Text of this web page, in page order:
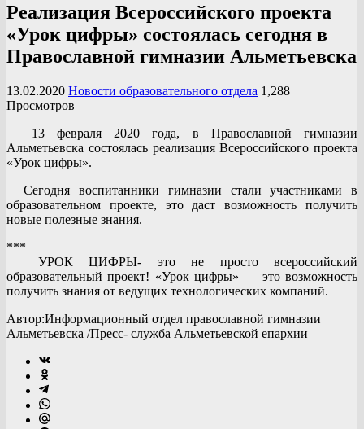
Реализация Всероссийского проекта
«Урок цифры» состоялась сегодня в
Православной гимназии Альметьевска
13.02.2020 Новости образовательного отдела 1,288
Просмотров
13 февраля 2020 года, в Православной гимназии
Альметьевска состоялась реализация Всероссийского проекта
«Урок цифры».
Сегодня воспитанники гимназии стали участниками в
образовательном проекте, это даст возможность получить
новые полезные знания.
***
УРОК ЦИФРЫ- это не просто всероссийский
образовательный проект! «Урок цифры» — это возможность
получить знания от ведущих технологических компаний.
Автор:Информационный отдел православной гимназии
Альметьевска /Пресс- служба Альметьевской епархии